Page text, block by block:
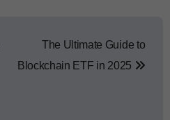
The Ultimate Guide to
Blockchain ETF in 2025